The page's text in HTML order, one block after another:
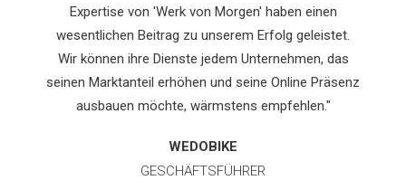
Expertise von 'Werk von Morgen' haben einen
wesentlichen Beitrag zu unserem Erfolg geleistet.
Wir können ihre Dienste jedem Unternehmen, das
seinen Marktanteil erhöhen und seine Online Präsenz
ausbauen möchte, wärmstens empfehlen."
WEDOBIKE
GESCHÄFTSFÜHRER